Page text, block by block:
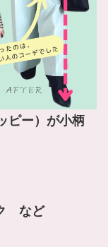
ピー）が小柄
　など